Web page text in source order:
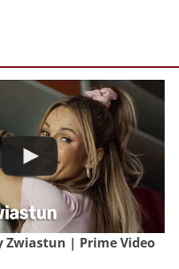
Zwiastun | Prime Video